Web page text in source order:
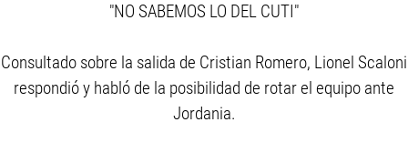
"NO SABEMOS LO DEL CUTI"
Consultado sobre la salida de Cristian Romero, Lionel Scaloni
respondió y habló de la posibilidad de rotar el equipo ante
Jordania.